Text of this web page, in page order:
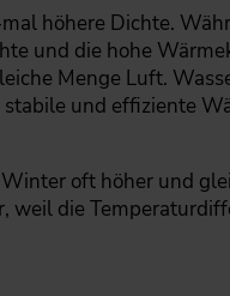
höhere Dichte.
und die hohe
Menge Luft.
und effiziente
oft höher und
weil die